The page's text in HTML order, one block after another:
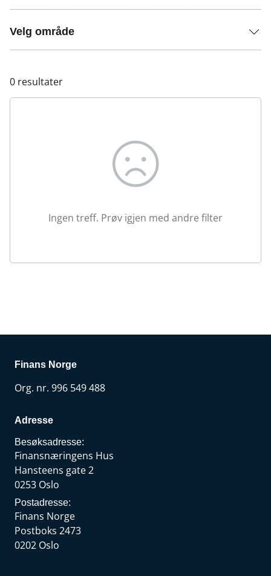
Velg område
0 resultater
Ingen treff. Prøv igjen med andre filter
Finans Norge
Org. nr. 996 549 488
Adresse
Besøksadresse:
Finansnæringens Hus
Hansteens gate 2
0253 Oslo
Postadresse:
Finans Norge
Postboks 2473
0202 Oslo